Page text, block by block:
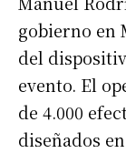
gobierno en
del
evento. El
de 4.000
diseñados